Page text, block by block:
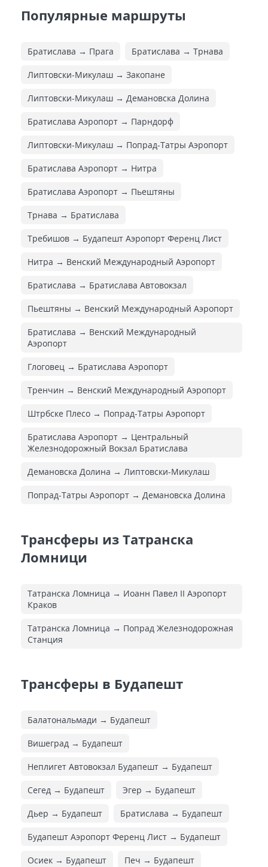
Популярные маршруты
Братислава → Прага Братислава → Трнава
Липтовски-Микулаш → Закопане
Липтовски-Микулаш → Демановска Долина
Братислава Аэропорт → Парндорф
Липтовски-Микулаш → Попрад-Татры Аэропорт
Братислава Аэропорт → Нитра
Братислава Аэропорт → Пьештяны
Трнава → Братислава
Требишов → Будапешт Аэропорт Ференц Лист
Нитра → Венский Международный Аэропорт
Братислава → Братислава Автовокзал
Пьештяны → Венский Международный Аэропорт
Братислава → Венский Международный
Аэропорт
Глоговец → Братислава Аэропорт
Тренчин → Венский Международный Аэропорт
Штрбске Плесо → Попрад-Татры Аэропорт
Братислава Аэропорт → Центральный
Железнодорожный Вокзал Братислава
Демановска Долина → Липтовски-Микулаш
Попрад-Татры Аэропорт → Демановска Долина
Трансферы из Татранска
Ломници
Татранска Ломница → Иоанн Павел II Аэропорт
Краков
Татранска Ломница → Попрад Железнодорожная
Cтанция
Трансферы в Будапешт
Балатональмади → Будапешт
Вишеград → Будапешт
Неплигет Автовокзал Будапешт → Будапешт
Сегед → Будапешт Эгер → Будапешт
Дьер → Будапешт Братислава → Будапешт
Будапешт Аэропорт Ференц Лист → Будапешт
Осиек → Будапешт Печ → Будапешт